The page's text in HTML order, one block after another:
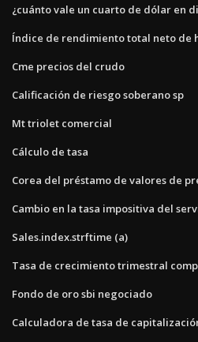
¿cuánto vale un cuarto de dólar en
Índice de rendimiento total neto de
Cme precios del crudo
Calificación de riesgo soberano sp
Mt triolet comercial
Cálculo de tasa
Corea del préstamo de valores de
Cambio en la tasa impositiva del
Sales.index.strftime (a)
Tasa de crecimiento trimestral
Fondo de oro sbi negociado
Calculadora de tasa de